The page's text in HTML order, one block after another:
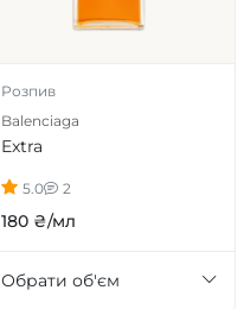
Розпив
Balenciaga
Extra
5.0 2
180 ₴/мл
Обрати об'єм